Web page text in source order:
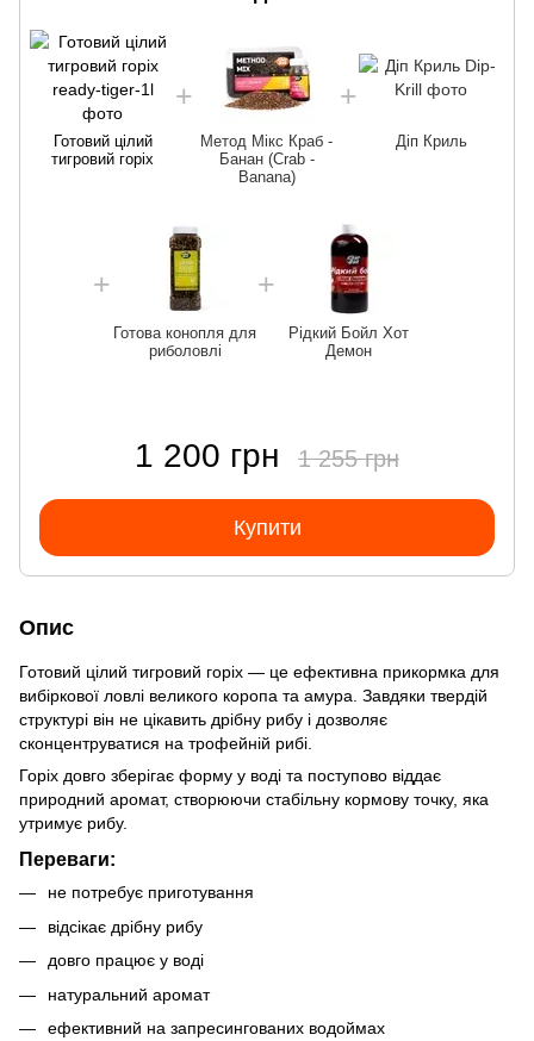
Готовий цілий
тигровий горіх
Метод Мікс Краб -
Банан (Crab -
Banana)
Діп Криль
Готова конопля для
риболовлі
Рідкий Бойл Хот
Демон
1 200 грн 1 255 грн
Купити
Опис
Готовий цілий тигровий горіх — це ефективна прикормка для
вибіркової ловлі великого коропа та амура. Завдяки твердій
структурі він не цікавить дрібну рибу і дозволяє
сконцентруватися на трофейній рибі.
Горіх довго зберігає форму у воді та поступово віддає
природний аромат, створюючи стабільну кормову точку, яка
утримує рибу.
Переваги:
не потребує приготування
відсікає дрібну рибу
довго працює у воді
натуральний аромат
ефективний на запресингованих водоймах